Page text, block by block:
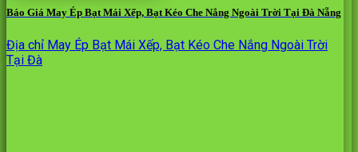
Báo Giá May Ép Bạt Mái Xếp, Bạt Kéo Che Nắng Ngoài Trời Tại Đà Nẵng
Địa chỉ May Ép Bạt Mái Xếp, Bạt Kéo Che Nắng Ngoài Trời
Tại Đà